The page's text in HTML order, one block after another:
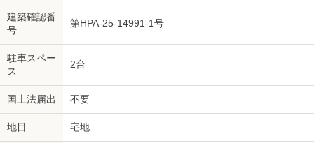
建築確認番
号
第HPA-25-14991-1号
駐車スペー
ス
2台
国土法届出 不要
地目 宅地